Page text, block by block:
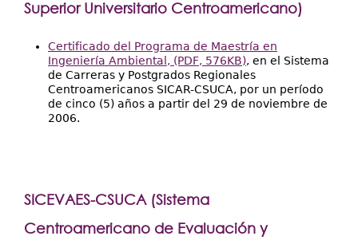
Superior Universitario Centroamericano)
Certificado del Programa de Maestría en
Ingeniería Ambiental, (PDF, 576KB), en el Sistema
de Carreras y Postgrados Regionales
Centroamericanos SICAR-CSUCA, por un período
de cinco (5) años a partir del 29 de noviembre de
2006.
SICEVAES-CSUCA (Sistema
Centroamericano de Evaluación y